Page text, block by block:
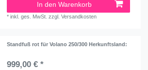
In den Warenkorb
*inkl. ges. MwSt. zzgl.Versandkosten
Standfuß rot für Volano 250/300 Herkunftsland:
999,00 € *